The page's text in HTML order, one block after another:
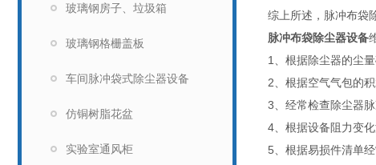
玻璃钢房子、垃圾箱
玻璃钢格栅盖板
车间脉冲袋式除尘器设备
仿铜树脂花盆
实验室通风柜
综上所述，脉冲布袋
脉冲布袋除尘器设备
1、根据除尘器的尘
2、根据空气气包的
3、经常检查除尘器
4、根据设备阻力变
5、根据易损件清单